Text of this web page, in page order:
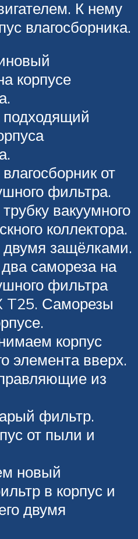
К нему
влагосборника.
корпусе
от
фильтра.
вакуумного
коллектора.
двумя защёлками.
самореза на
фильтра
T25. Саморезы
корпус
элемента вверх.
из
фильтр.
от пыли и
новый
в корпус и
двумя